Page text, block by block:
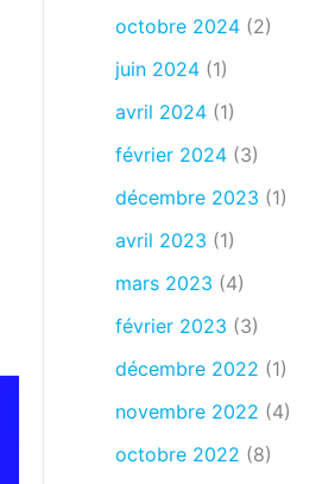
octobre 2024(2)
juin 2024(1)
avril 2024(1)
février 2024(3)
décembre 2023 (1)
avril 2023 (1)
mars 2023 (4)
février 2023 (3)
décembre 2022 (1)
novembre 2022 (4)
octobre 2022 (8)